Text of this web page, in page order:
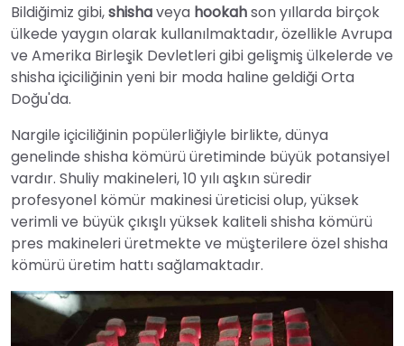
Bildiğimiz gibi,shishaveya hookahson yıllarda birçok
ülkede yaygın olarak kullanılmaktadır, özellikle Avrupa
ve Amerika Birleşik Devletleri gibi gelişmiş ülkelerde ve
shisha içiciliğinin yeni bir moda haline geldiği Orta
Doğu'da.
Nargile içiciliğinin popülerliğiyle birlikte, dünya
genelinde shisha kömürü üretiminde büyük potansiyel
vardır. Shuliy makineleri, 10 yılı aşkın süredir
profesyonel kömür makinesi üreticisi olup, yüksek
verimli ve büyük çıkışlı yüksek kaliteli shisha kömürü
pres makineleri üretmekte ve müşterilere özel shisha
kömürü üretim hattı sağlamaktadır.